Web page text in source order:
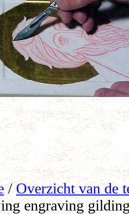
/Overzicht van de
engraving